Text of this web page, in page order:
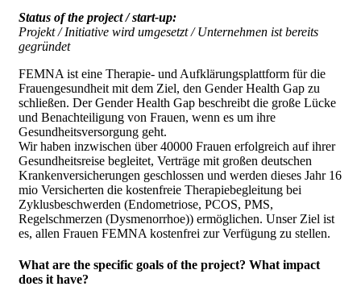
Status of the project / start-up:
Projekt / Initiative wird umgesetzt / Unternehmen ist bereits
gegründet
FEMNA ist eine Therapie- und Aufklärungsplattform für die
Frauengesundheit mit dem Ziel, den Gender Health Gap zu
schließen. Der Gender Health Gap beschreibt die große Lücke
und Benachteiligung von Frauen, wenn es um ihre
Gesundheitsversorgung geht.
Wir haben inzwischen über 40000 Frauen erfolgreich auf ihrer
Gesundheitsreise begleitet, Verträge mit großen deutschen
Krankenversicherungen geschlossen und werden dieses Jahr 16
mio Versicherten die kostenfreie Therapiebegleitung bei
Zyklusbeschwerden (Endometriose, PCOS, PMS,
Regelschmerzen (Dysmenorrhoe)) ermöglichen. Unser Ziel ist
es, allen Frauen FEMNA kostenfrei zur Verfügung zu stellen.
What are the specific goals of the project? What impact
does it have?